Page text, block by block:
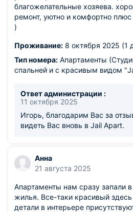
благожелательные хозяева.
ремонт, уютно и комфортно
)
Проживание: 8 октября 2025 (1
Тип номера: Апартаменты
спальней и с красивым видом
Ответ администрации :
11 октября 2025
Игорь, благодарим Вас за
видеть Вас вновь в Jail Apart.
Анна
21 августа 2025
Апартаменты нам сразу запали
жилья. Все-таки красивый
детали в интерьере